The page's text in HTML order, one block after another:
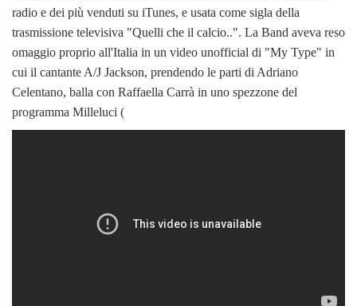
radio e dei più venduti su iTunes, e usata come sigla della
trasmissione televisiva "Quelli che il calcio..". La Band aveva reso
omaggio proprio all'Italia in un video unofficial di "My Type" in
cui il cantante A/J Jackson, prendendo le parti di Adriano
Celentano, balla con Raffaella Carrà in uno spezzone del
programma Milleluci (